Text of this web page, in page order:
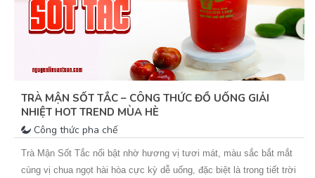
TRÀ MẬN SỐT TẮC – CÔNG THỨC ĐỒ UỐNG GIẢI
NHIỆT HOT TREND MÙA HÈ
Công thức pha chế
Trà Mận Sốt Tắc nổi bật nhờ hương vị tươi mát, màu sắc bắt mắt
cùng vị chua ngọt hài hòa cực kỳ dễ uống, đặc biệt là trong tiết trời